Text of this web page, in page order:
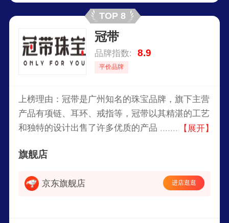
TOP 8
冠带
品牌指数: 8.9
平价品牌
上榜理由：冠带是广州知名的珠宝品牌，旗下主营
产品有项链、耳环、戒指等，冠带以其精湛的工艺
和独特的设计出售了许多优质的产品，冠带的珠宝
喜爱。
【展开】
旗舰店
京东旗舰店 进店逛逛